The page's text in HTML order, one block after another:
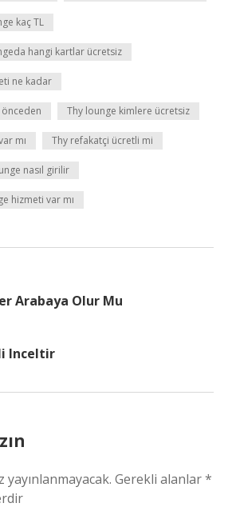
kaç TL
hangi kartlar ücretsiz
ne kadar
Thy lounge kimlere ücretsiz
mı Thy refakatçi ücretli mi
nasıl girilir
hizmeti var mı
Arabaya Olur Mu
Inceltir
Gerekli alanlar*